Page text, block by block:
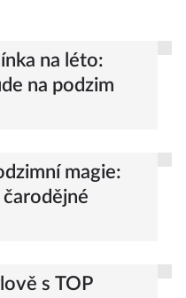
na léto:
na podzim
magie:
s TOP